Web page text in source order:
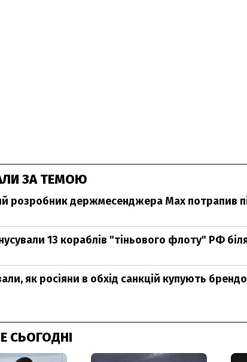
ЗА ТЕМОЮ
розробник держмесенджера Max потрапив
13 кораблів "тіньового флоту" РФ
як росіяни в обхід санкцій купують
СЬОГОДНІ